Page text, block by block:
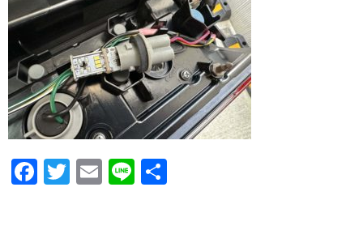
o
o
k
F
T
E
Li